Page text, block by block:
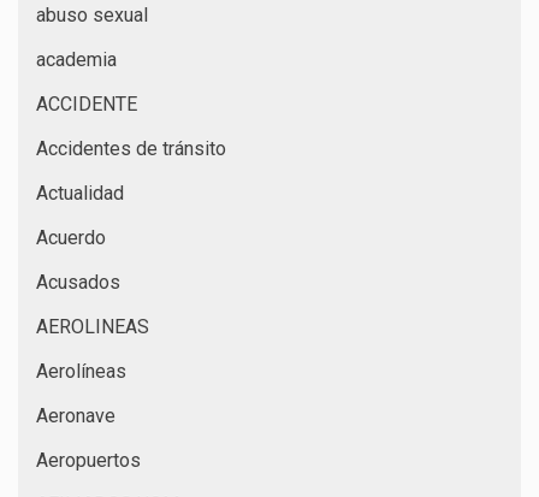
abuso sexual
academia
ACCIDENTE
Accidentes de tránsito
Actualidad
Acuerdo
Acusados
AEROLINEAS
Aerolíneas
Aeronave
Aeropuertos